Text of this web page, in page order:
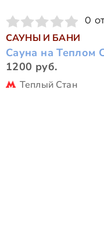
0
САУНЫ И БАНИ
Сауна на Теплом
1200 руб.
Теплый Стан